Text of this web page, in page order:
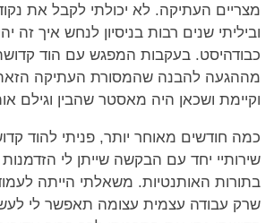
מצריים העתיקה. לא יכולתי לקבל את
וביליתי שנים רבות בניסיון לנחש איך זה
כבודהיסט. בעקבות המפגש עם הוד
מההגעה להבנה שהמסורת העתיקה הזאת
וקיימת ושכאן היה מאסטר שהבין וגילם
כמה חודשים מאוחר יותר, פניתי להוד
שירותיי יחד עם הבקשה שייתן לי
בתורות האותנטיות. משאלתי הייתה לעמוד
שרק עבודה עצמית עצומה תאפשר לי